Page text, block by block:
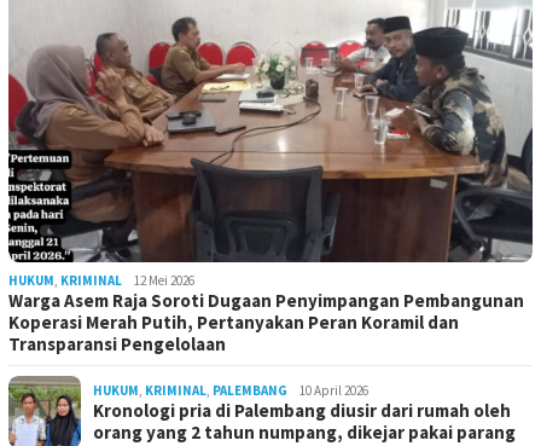
HUKUM, KRIMINAL 12 Mei 2026
Warga Asem Raja Soroti Dugaan Penyimpangan Pembangunan
Koperasi Merah Putih, Pertanyakan Peran Koramil dan
Transparansi Pengelolaan
HUKUM, KRIMINAL, PALEMBANG 10 April 2026
Kronologi pria di Palembang diusir dari rumah oleh
orang yang 2 tahun numpang, dikejar pakai parang